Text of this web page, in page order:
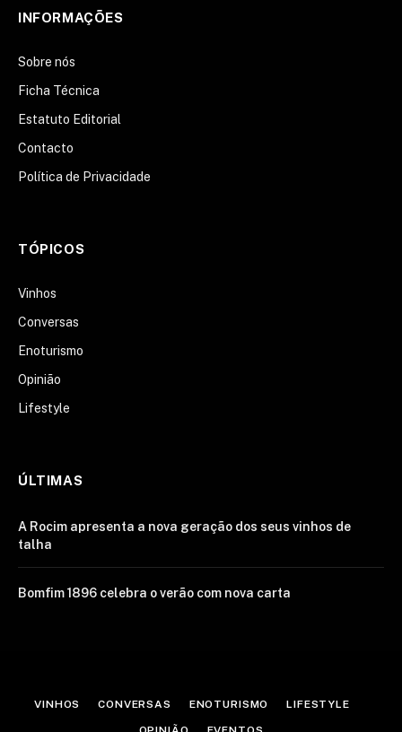
INFORMAÇÕES
Sobre nós
Ficha Técnica
Estatuto Editorial
Contacto
Política de Privacidade
TÓPICOS
Vinhos
Conversas
Enoturismo
Opinião
Lifestyle
ÚLTIMAS
A Rocim apresenta a nova geração dos seus vinhos de
talha
Bomfim 1896 celebra o verão com nova carta
VINHOS CONVERSAS ENOTURISMO LIFESTYLE